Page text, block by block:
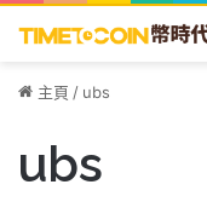
主頁 / ubs
ubs